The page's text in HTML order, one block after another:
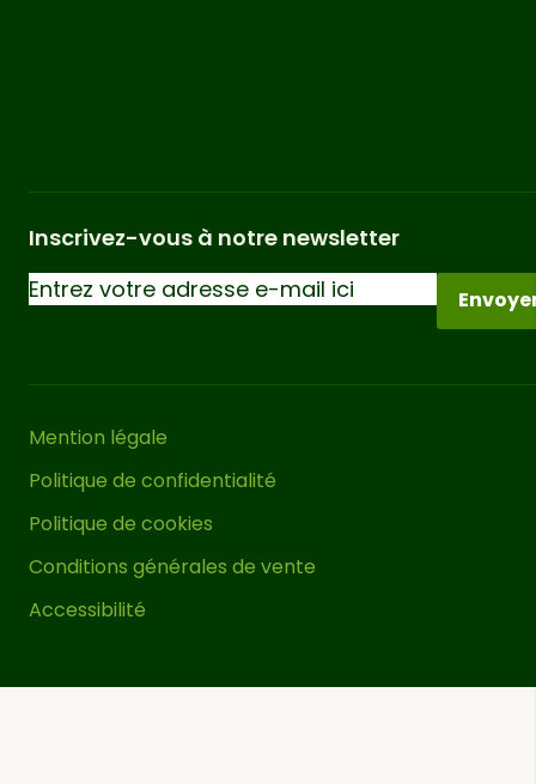
Inscrivez-vous à notre newsletter
Mention légale
Politique de confidentialité
Politique de cookies
Conditions générales de vente
Accessibilité